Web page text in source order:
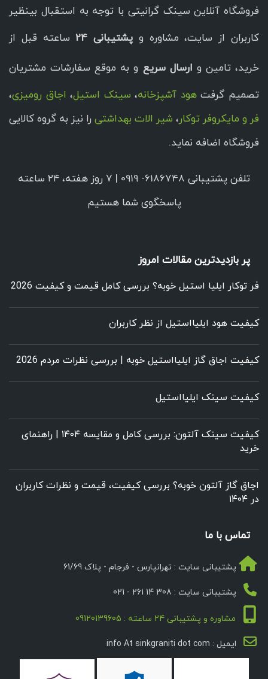
فروشگاه آنلاین سینک گرانیتی با توجه به استقبال بینظیر
کاربران از سایت، مشاوره وپشتیبانی 24 ساعته قبل از
خرید، تامین و ارسال سریع و به موقع سفارشات مشتریان
تصمیم گرفتهود آشپزخانه، سینک استیل، اجاق رومیزی،
فر و مایکروفر توکار، شیر الات بهداشتی را نیز به گروه کالایی
فروشگاه اضافه نماید.
تلفن پشتیبانی 6186748- 0919 | ۷ روز هفته، ۲۴ ساعته
پاسخگوی شما هستیم
پر بازدیدترین مقالات امروز
فر توکار ایلیا استیل خوبه؟ بررسی کامل قیمت و کیفیت 2026
کیفیت هود ایلیااستیل از نظر کاربران
کیفیت اجاق گاز ایلیااستیل خوبه | بررسی نظرات مردم 2026
کیفیت سینک ایلیااستیل
کیفیت سینک آلتون: بررسی کامل و مقایسه ۱۴۰۴ | راهنمای
خرید
اجاق گاز آلتون خوبه؟ بررسی کیفیت، قیمت و نظرات کاربران
در ۱۴۰۴
تماس با ما
پشتیبانی سایت : تهرانپارس - فرجام - پلاک 61/69
پشتیبانی سایت : 308 14 261 - 021
مشاوره و پشتیبانی 24 ساعته : 09120139605
ایمیل : info At sinkgraniti dot com